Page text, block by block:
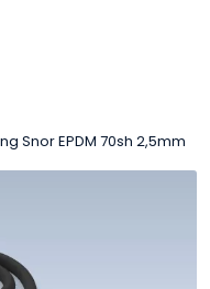
Snor EPDM 70sh 2,5mm